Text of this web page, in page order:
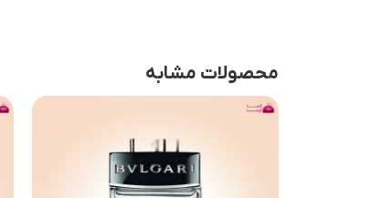
محصولات مشابه